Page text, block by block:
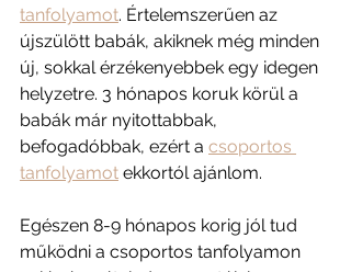
tanfolyamot. Értelemszerűen az
újszülött babák, akiknek még minden
új, sokkal érzékenyebbek egy idegen
helyzetre. 3 hónapos koruk körül a
babák már nyitottabbak,
befogadóbbak, ezért a csoportos
tanfolyamot ekkortól ajánlom.
Egészen 8-9 hónapos korig jól tud
működni a csoportos tanfolyamon